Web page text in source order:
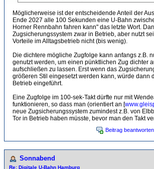
Möglicherweise ist der entscheidende Anteil der
Ende 2027 alle 100 Sekunden eine U-Bahn
Horner Rennbahn fahren kann" das letzte Wort.
Zugsicherungssystem zwar in Betrieb, aber nutzt
Vorteile im Alltagsbetrieb nicht (bis wenig).
Die dichtere mögliche Zugfolge kann anfangs z.B.
genutzt werden, um einen pünktlichen Zug dichter
aufschließen zu lassen. Erst wenn das
größeren Stil eingesetzt werden kann, würde dann
Betrieb eingeführt.
Eine Zugfolge im 100-sek-Takt dürfte nur mit
funktionieren, so dass man (orientiert an [
neue Zugsicherungssystem zumindest z.B. von
Tor in Betrieb haben müsste, bevor man den Takt
Beitrag beantworten
Sonnabend
Re: Digitale U-Bahn Hamburg